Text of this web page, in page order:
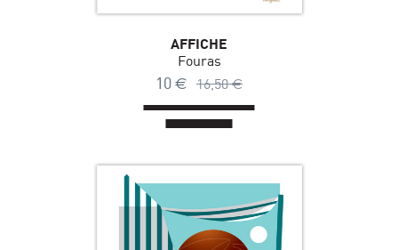
AFFICHE
Fouras
10 € 16,50€